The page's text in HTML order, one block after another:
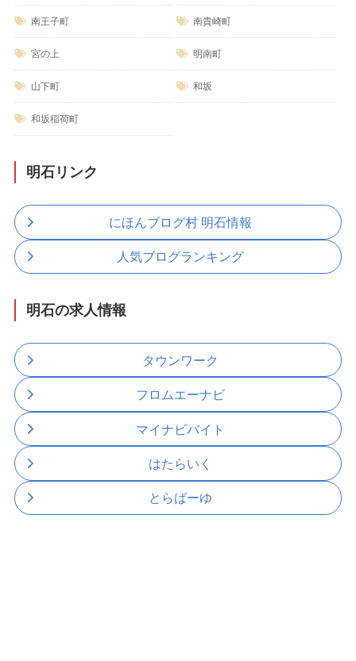
南王子町 南貴崎町
宮の上 明南町
山下町 和坂
和坂稲荷町
明石リンク
にほんブログ村 明石情報
人気ブログランキング
明石の求人情報
タウンワーク
フロムエーナビ
マイナビバイト
はたらいく
とらばーゆ